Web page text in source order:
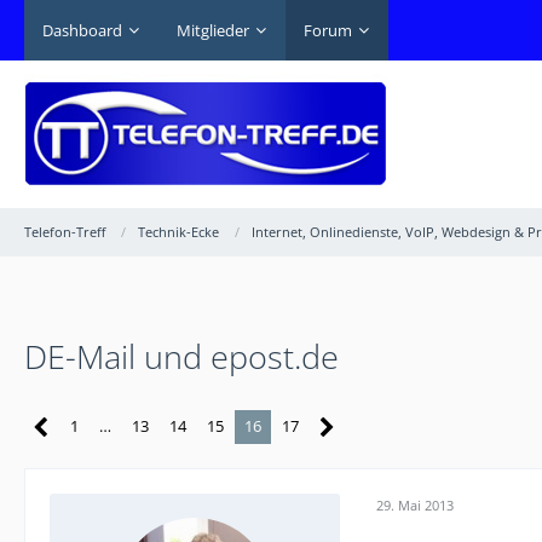
Dashboard Mitglieder Forum
Telefon-Treff Technik-Ecke Internet, Onlinedienste, VoIP, Webdesign &
DE-Mail und epost.de
1 … 13 14 15 16 17
29. Mai 2013